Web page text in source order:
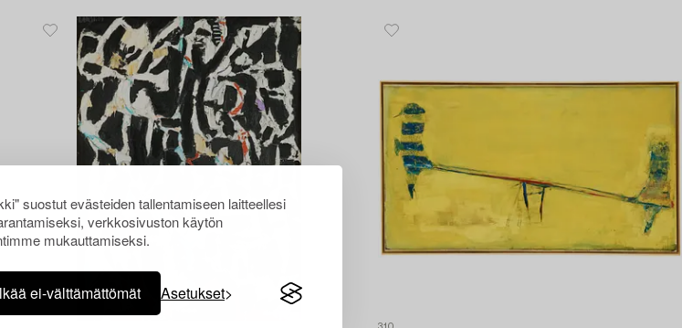
suostut evästeiden tallentamiseen laitteellesi
verkkosivuston käytön
mukauttamiseksi.
ei-välttämättömät Asetukset